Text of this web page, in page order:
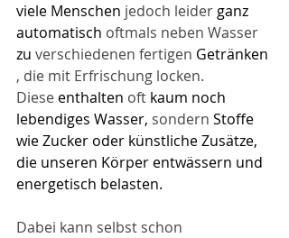
viele Menschen ​jedoch leider ganz
automatisch ​oftmals neben Wasser
zu ​verschiedenen fertigen Getränken
, die mit Erfrischung locken.
Diese enthalten ​oft kaum noch
lebendiges Wasser, ​sondern Stoffe
wie Zucker oder künstliche Zusätze,
die unseren Körper entwässern und
energetisch belasten.
Dabei kann selbst schon